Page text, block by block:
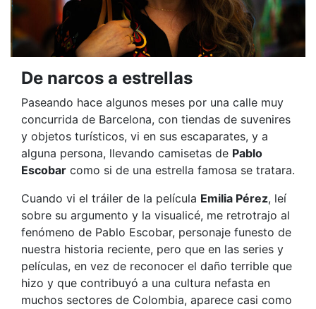
De narcos a estrellas
Paseando hace algunos meses por una calle muy
concurrida de Barcelona, con tiendas de suvenires
y objetos turísticos, vi en sus escaparates, y a
alguna persona, llevando camisetas de Pablo
Escobar como si de una estrella famosa se tratara.
Cuando vi el tráiler de la película Emilia Pérez, leí
sobre su argumento y la visualicé, me retrotrajo al
fenómeno de Pablo Escobar, personaje funesto de
nuestra historia reciente, pero que en las series y
películas, en vez de reconocer el daño terrible que
hizo y que contribuyó a una cultura nefasta en
muchos sectores de Colombia, aparece casi como